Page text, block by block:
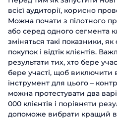
всієї аудиторії, корисно
Можна почати з пілотного
або серед одного сегмента
зміняться такі показники,
покупок і відтік клієнтів.
результати тих, хто бере
бере участі, щоб виключити
інструмент для цього –
можна протестувати два
000 клієнтів і порівняти
допоможе вибрати кращий